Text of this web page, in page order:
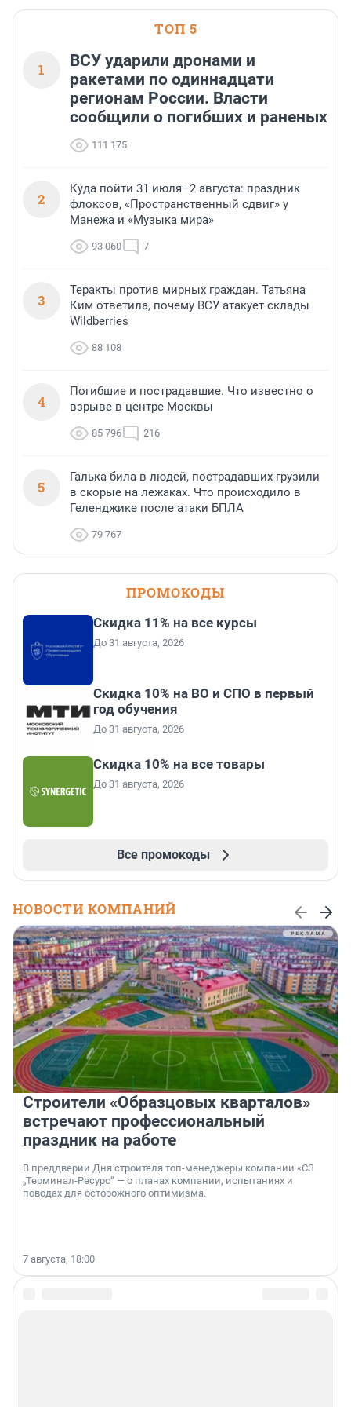
ТОП 5
1
ВСУ ударили дронами и
ракетами по одиннадцати
регионам России. Власти
сообщили о погибших и раненых
111 175
2
Куда пойти 31 июля–2 августа: праздник
флоксов, «Пространственный сдвиг» у
Манежа и «Музыка мира»
93 060 7
3
Теракты против мирных граждан. Татьяна
Ким ответила, почему ВСУ атакует склады
Wildberries
88 108
4
Погибшие и пострадавшие. Что известно о
взрыве в центре Москвы
85 796 216
5
Галька била в людей, пострадавших грузили
в скорые на лежаках. Что происходило в
Геленджике после атаки БПЛА
79 767
ПРОМОКОДЫ
Скидка 11% на все курсы
До 31 августа, 2026
Скидка 10% на ВО и СПО в первый
год обучения
До 31 августа, 2026
Скидка 10% на все товары
До 31 августа, 2026
Все промокоды
НОВОСТИ КОМПАНИЙ
Строители «Образцовых кварталов»
встречают профессиональный
праздник на работе
В преддверии Дня строителя топ-менеджеры компании «СЗ
„Терминал-Ресурс“ — о планах компании, испытаниях и
поводах для осторожного оптимизма.
7 августа, 18:00